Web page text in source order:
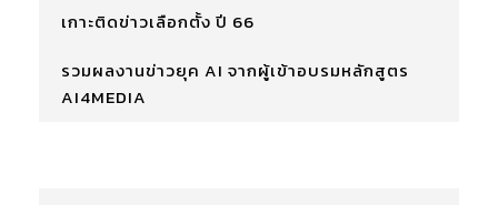
เกาะติดข่าวเลือกตั้ง ปี 66
รวมผลงานข่าวยุค AI จากผู้เข้าอบรมหลักสูตร
AI4MEDIA